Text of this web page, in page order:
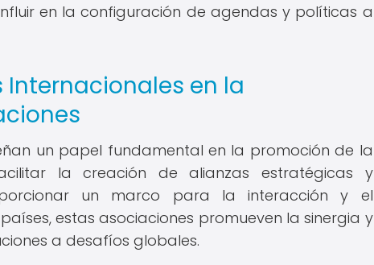
en la configuración de agendas y políticas a
Internacionales en la
un papel fundamental en la promoción de la
la creación de alianzas estratégicas y
un marco para la interacción y el
estas asociaciones promueven la sinergia y
a desafíos globales.